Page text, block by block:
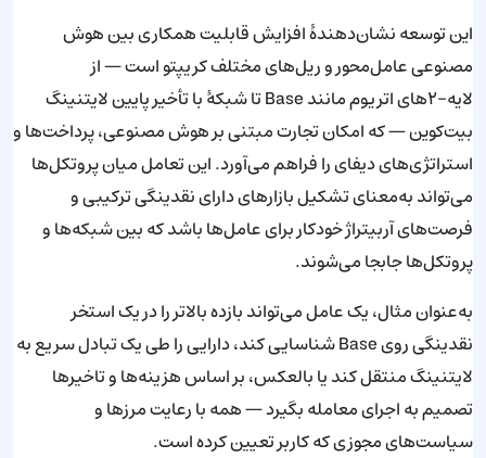
این توسعه نشان‌دهندهٔ افزایش قابلیت همکاری بین هوش
مصنوعی عامل‌محور و ریل‌های مختلف کریپتو است — از
لایه-۲‌های اتریوم مانند Base تا شبکهٔ با تأخیر پایین لایتنینگ
بیت‌کوین — که امکان تجارت مبتنی بر هوش مصنوعی، پرداخت‌ها و
استراتژی‌های دیفای را فراهم می‌آورد. این تعامل میان پروتکل‌ها
می‌تواند به‌معنای تشکیل بازارهای دارای نقدینگی ترکیبی و
فرصت‌های آربیتراژ خودکار برای عامل‌ها باشد که بین شبکه‌ها و
پروتکل‌ها جابجا می‌شوند.
به‌عنوان مثال، یک عامل می‌تواند بازده بالاتر را در یک استخر
نقدینگی روی Base شناسایی کند، دارایی را طی یک تبادل سریع به
لایتنینگ منتقل کند یا بالعکس، بر اساس هزینه‌ها و تاخیرها
تصمیم به اجرای معامله بگیرد — همه با رعایت مرزها و
سیاست‌های مجوزی که کاربر تعیین کرده است.